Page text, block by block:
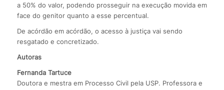
a 50% do valor, podendo prosseguir na execução movida em
face do genitor quanto a esse percentual.
De acórdão em acórdão, o acesso à justiça vai sendo
resgatado e concretizado.
Autoras
Fernanda Tartuce
Doutora e mestra em Processo Civil pela USP. Professora e